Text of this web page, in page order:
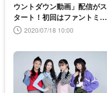
ウントダウン動画」配信がス
タート！初回はファントミハ
ートが登場
2020/07/18 10:00